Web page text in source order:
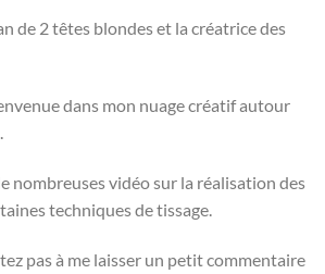
de 2 têtes blondes et la créatrice des
dans mon nuage créatif autour
nombreuses vidéo sur la réalisation des
techniques de tissage.
pas à me laisser un petit commentaire